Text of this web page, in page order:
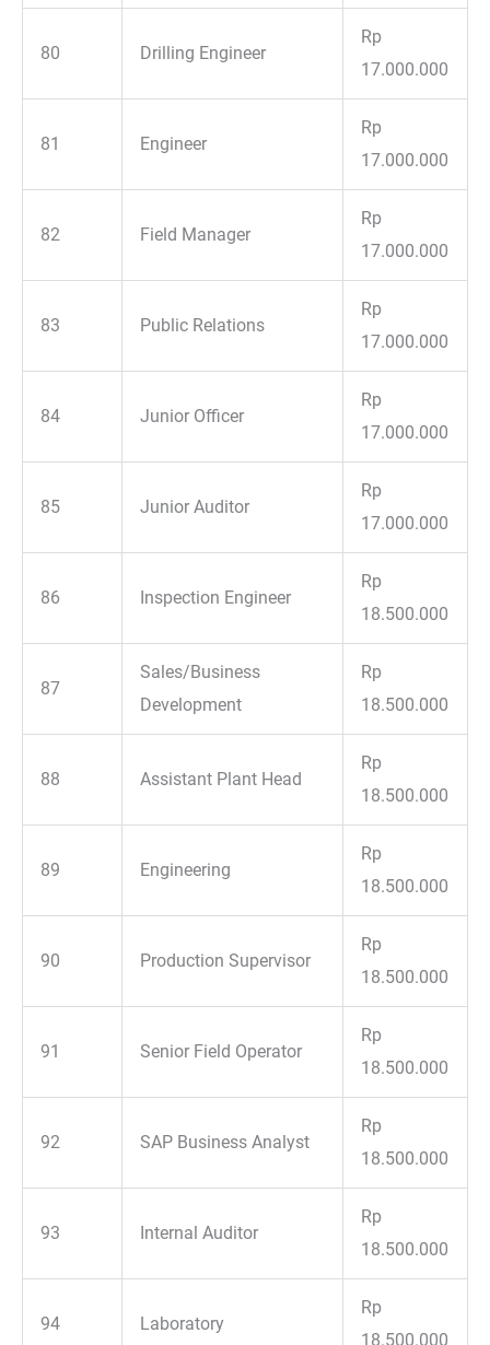
80 Drilling Engineer
Rp
17.000.000
81 Engineer
Rp
17.000.000
82 Field Manager
Rp
17.000.000
83 Public Relations
Rp
17.000.000
84 Junior Officer
Rp
17.000.000
85 Junior Auditor
Rp
17.000.000
86 Inspection Engineer
Rp
18.500.000
87
Sales/Business
Development
Rp
18.500.000
88 Assistant Plant Head
Rp
18.500.000
89 Engineering
Rp
18.500.000
90 Production Supervisor
Rp
18.500.000
91 Senior Field Operator
Rp
18.500.000
92 SAP Business Analyst
Rp
18.500.000
93 Internal Auditor
Rp
18.500.000
94 Laboratory
Rp
18.500.000